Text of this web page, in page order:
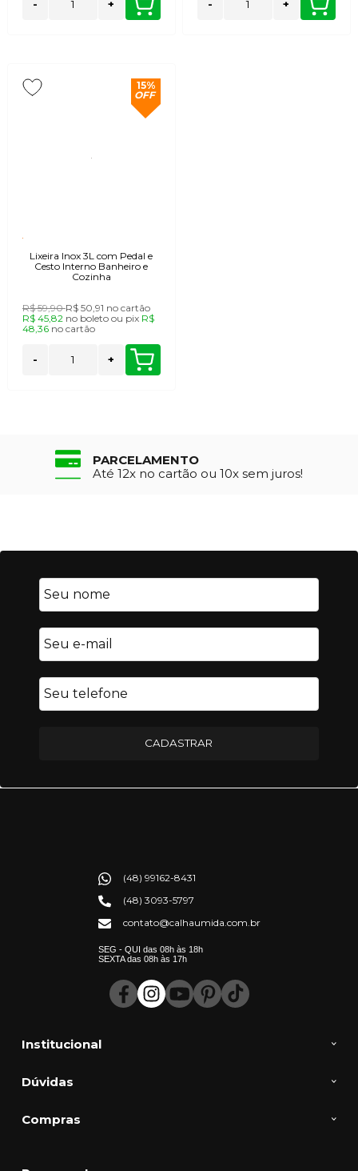
- + - +
15%
OFF
Lixeira Inox 3L com Pedal e
Cesto Interno Banheiro e
Cozinha
R$ 59,90R$ 50,91 no cartão
R$ 45,82 no boletoou pix R$
48,36 no cartão
- +
PARCELAMENTO
Até 12x no cartão ou 10x sem juros!
CADASTRAR
Institucional
Dúvidas
Compras
(48) 99162-8431
(48) 3093-5797
contato@calhaumida.com.br
SEG - QUI das 08h às 18h
SEXTA das 08h às 17h